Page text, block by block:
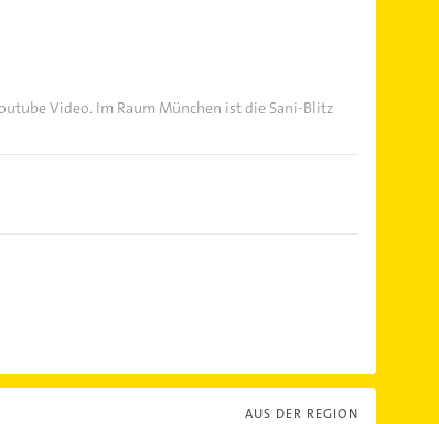
Video. Im Raum München ist die Sani-Blitz
AUS DER REGION